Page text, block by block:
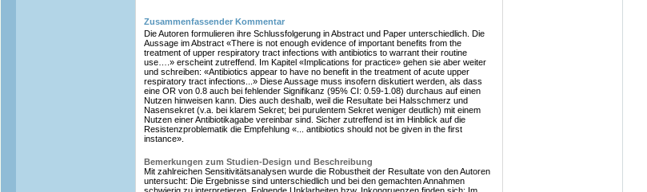
Zusammenfassender Kommentar
Die Autoren formulieren ihre Schlussfolgerung in Abstract und Paper unterschiedlich. Die
Aussage im Abstract «There is not enough evidence of important benefits from the
treatment of upper respiratory tract infections with antibiotics to warrant their routine
use….» erscheint zutreffend. Im Kapitel «Implications for practice» gehen sie aber weiter
und schreiben: «Antibiotics appear to have no benefit in the treatment of acute upper
respiratory tract infections...» Diese Aussage muss insofern diskutiert werden, als dass
eine OR von 0.8 auch bei fehlender Signifikanz (95% CI: 0.59-1.08) durchaus auf einen
Nutzen hinweisen kann. Dies auch deshalb, weil die Resultate bei Halsschmerz und
Nasensekret (v.a. bei klarem Sekret; bei purulentem Sekret weniger deutlich) mit einem
Nutzen einer Antibiotikagabe vereinbar sind. Sicher zutreffend ist im Hinblick auf die
Resistenzproblematik die Empfehlung «... antibiotics should not be given in the first
instance».
Bemerkungen zum Studien-Design und Beschreibung
Mit zahlreichen Sensitivitätsanalysen wurde die Robustheit der Resultate von den Autoren
untersucht: Die Ergebnisse sind unterschiedlich und bei den gemachten Annahmen